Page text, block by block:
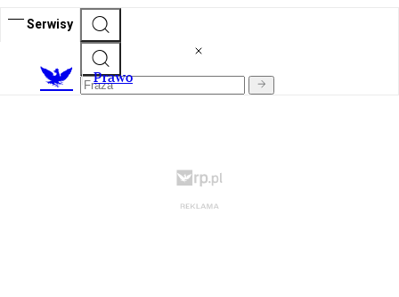
Serwisy
Prawo